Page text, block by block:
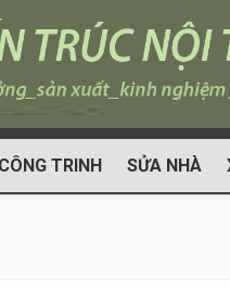
CÔNG TRINH SỬA NHÀ